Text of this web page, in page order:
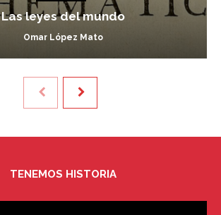
Las leyes del mundo
Omar López Mato
TENEMOS HISTORIA